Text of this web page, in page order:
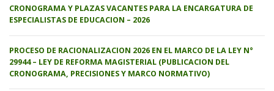
CRONOGRAMA Y PLAZAS VACANTES PARA LA ENCARGATURA DE
ESPECIALISTAS DE EDUCACION – 2026
PROCESO DE RACIONALIZACION 2026 EN EL MARCO DE LA LEY N°
29944 – LEY DE REFORMA MAGISTERIAL (PUBLICACION DEL
CRONOGRAMA, PRECISIONES Y MARCO NORMATIVO)